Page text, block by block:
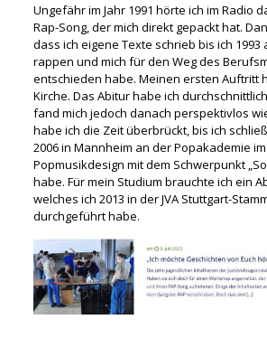
Ungefähr im Jahr 1991 hörte ich im Radio
Rap-Song, der mich direkt gepackt hat.
dass ich eigene Texte schrieb bis ich
rappen und mich für den Weg des
entschieden habe. Meinen ersten Auftritt
Kirche. Das Abitur habe ich
fand mich jedoch danach perspektivlos
habe ich die Zeit überbrückt, bis ich
2006 in Mannheim an der Popakademie
Popmusikdesign mit dem Schwerpunkt
habe. Für mein Studium brauchte ich ein
welches ich 2013 in der JVA Stuttgart-
durchgeführt habe.